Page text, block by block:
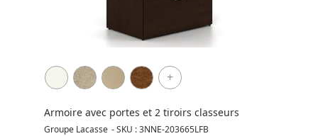
+
Armoire avec portes et 2 tiroirs classeurs
Groupe Lacasse -SKU : 3NNE-203665LFB